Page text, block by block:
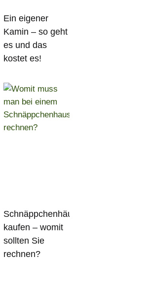
Ein eigener
Kamin – so geht
es und das
kostet es!
Schnäppchenhäuser
kaufen – womit
sollten Sie
rechnen?